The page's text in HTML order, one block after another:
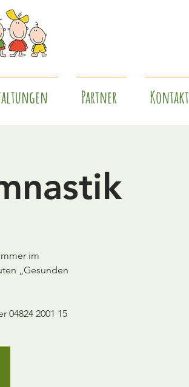
Partner Kontakt
im
„Gesunden
Anmeldung: Gemeindeamt Heiligenblut, Julia Eder 04824 2001 15